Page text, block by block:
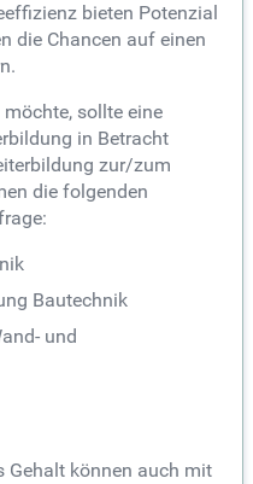
bieten Potenzial
die Chancen auf einen
sollte eine
in Betracht
zur/zum
die folgenden
Bautechnik
und
Gehalt können auch mit